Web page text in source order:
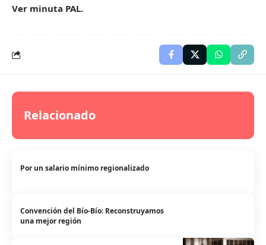
Ver minuta PAL.
Relacionado
Por un salario mínimo regionalizado
Convención del Bío-Bío: Reconstruyamos
una mejor región